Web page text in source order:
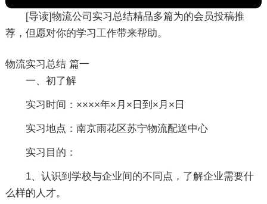
[导读]物流公司实习总结精品多篇为的会员投稿推
荐，但愿对你的学习工作带来帮助。
物流实习总结 篇一
一、初了解
实习时间：××××年×月×日到×月×日
实习地点：南京雨花区苏宁物流配送中心
实习目的：
1、认识到学校与企业间的不同点，了解企业需要什
么样的人才。